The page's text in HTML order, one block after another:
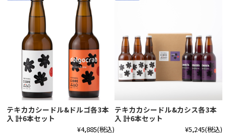
テキカカシードル&ドルゴ各3本
入 計6本セット
¥4,885(税込)
テキカカシードル&カシス各3本
入 計6本セット
¥5,245(税込)